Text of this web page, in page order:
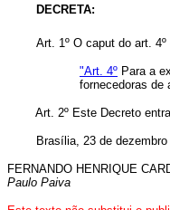
DECRETA:
Art. 1º O caput do art.
"Art. 4º Para a
fornecedoras de
Art. 2º Este Decreto
Brasília, 23 de dezembro
FERNANDO HENRIQUE
Paulo Paiva